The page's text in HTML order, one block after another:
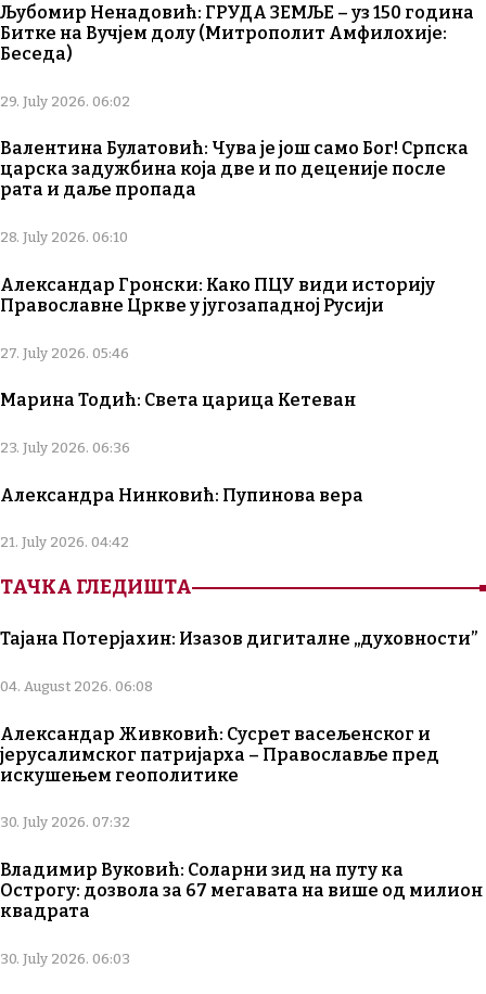
Љубомир Ненадовић: ГРУДА ЗЕМЉЕ – уз 150 година
Битке на Вучјем долу (Митрополит Амфилохије:
Беседа)
29. July 2026. 06:02
Валентина Булатовић: Чува је још само Бог! Српска
царска задужбина која две и по деценије после
рата и даље пропада
28. July 2026. 06:10
Александар Гронски: Како ПЦУ види историју
Православне Цркве у југозападној Русији
27. July 2026. 05:46
Марина Тодић: Света царица Кетеван
23. July 2026. 06:36
Александра Нинковић: Пупинова вера
21. July 2026. 04:42
ТАЧКА ГЛЕДИШТА
Тајана Потерјахин: Изазов дигиталне „духовности”
04. August 2026. 06:08
Александар Живковић: Сусрет васељенског и
јерусалимског патријарха – Православље пред
искушењем геополитике
30. July 2026. 07:32
Владимир Вуковић: Соларни зид на путу ка
Острогу: дозвола за 67 мегавата на више од милион
квадрата
30. July 2026. 06:03